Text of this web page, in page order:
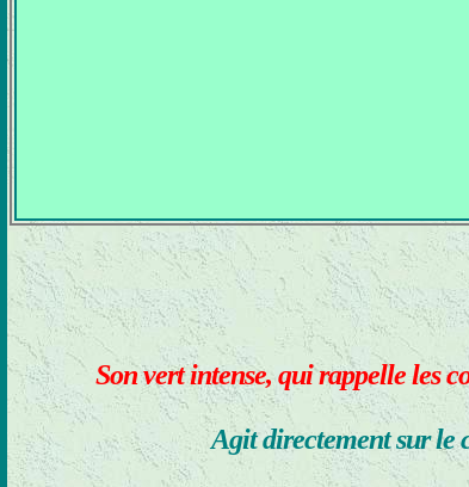
Son vert intense, qui rappelle les
Agit directement sur le